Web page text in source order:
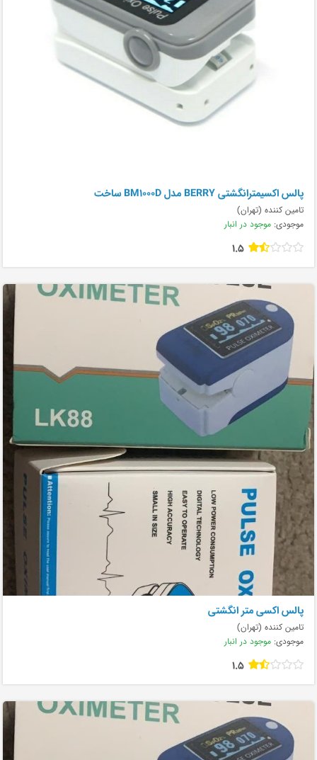
پالس اکسیمترانگشتی BERRY مدل BM1000D ساخت
تامین کننده (تهران)
موجودی: موجود در انبار
1.5
پالس اکسی متر انگشتی
تامین کننده (تهران)
موجودی: موجود در انبار
1.5